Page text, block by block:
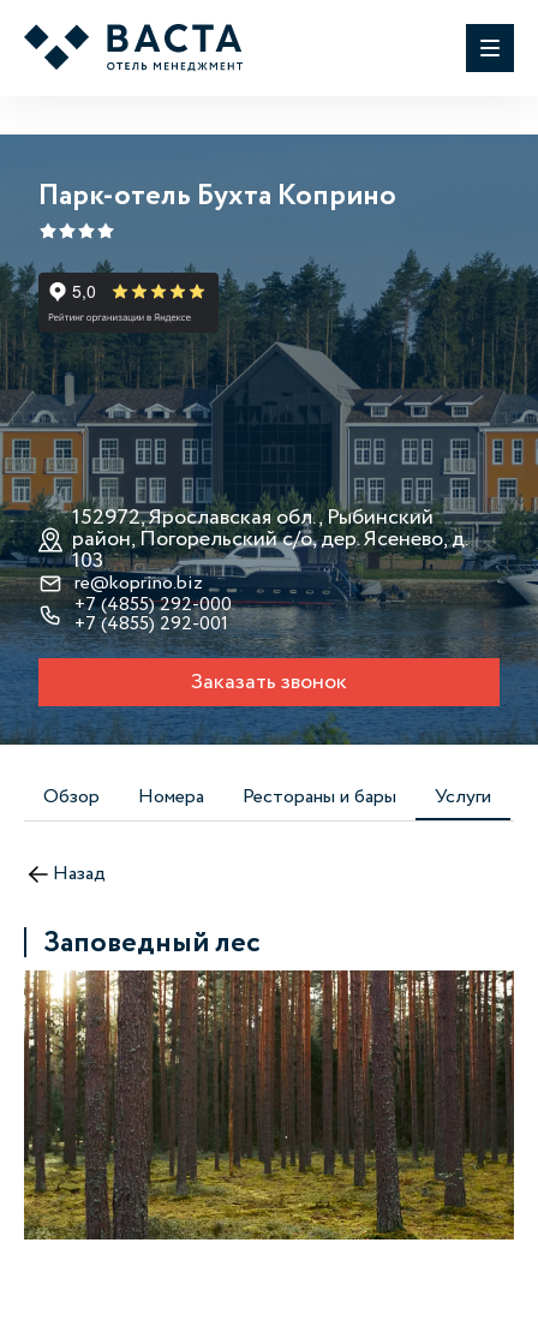
Парк-отель Бухта Коприно
152972, Ярославская обл., Рыбинский
район, Погорельский с/о, дер. Ясенево, д.
103
re@koprino.biz
+7 (4855) 292-000
+7 (4855) 292-001
Заказать звонок
Обзор Номера Рестораны и бары Услуги
Назад
Заповедный лес